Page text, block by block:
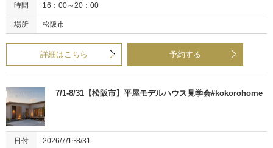
時間 16：00～20：00
場所 松阪市
詳細はこちら 予約する
7/1-8/31【松阪市】平屋モデルハウス見学会#kokorohome
日付 2026/7/1~8/31